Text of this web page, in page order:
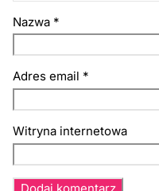
Nazwa *
Adres email *
Witryna internetowa